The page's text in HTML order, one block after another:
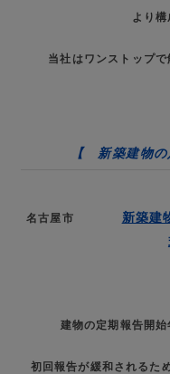
より
当社はワンストップ
【 新築建物
名古屋市 新築建
建物の定期報告開始
初回報告が緩和されるた